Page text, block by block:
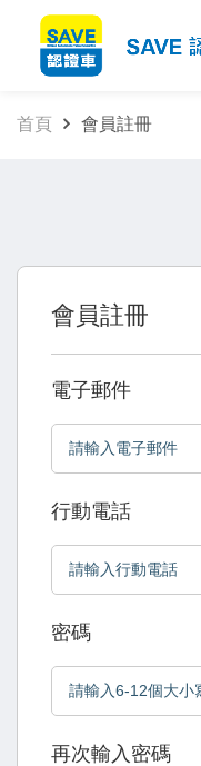
首頁 會員註冊
會員註冊
電子郵件
行動電話
密碼
再次輸入密碼